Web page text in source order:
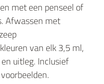
met een penseel of
Afwassen met
van elk 3,5 ml,
uitleg. Inclusief